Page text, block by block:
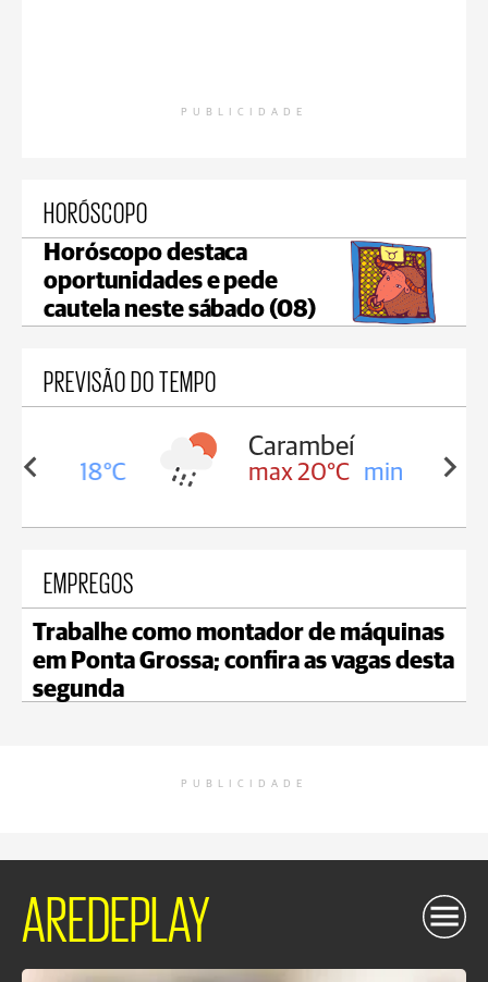
PUBLICIDADE
HORÓSCOPO
Horóscopo destaca
oportunidades e pede
cautela neste sábado (08)
PREVISÃO DO TEMPO
18°C
Carambeí
max 20°C min 18°C
EMPREGOS
Trabalhe como montador de máquinas
em Ponta Grossa; confira as vagas desta
segunda
PUBLICIDADE
AREDEPLAY